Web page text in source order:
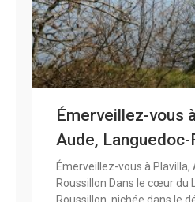
Émerveillez-vous
Aude,
Émerveillez-vous à Plavilla,
Roussillon Dans le cœur du